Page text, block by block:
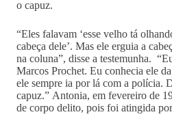
o capuz.
“Eles falavam ‘esse velho tá
cabeça dele’. Mas ele erguia a
na coluna”, disse a testemunha.
Marcos Prochet. Eu conhecia ele
ele sempre ia por lá com a polícia.
capuz.” Antonia, em fevereiro de
de corpo delito, pois foi atingida